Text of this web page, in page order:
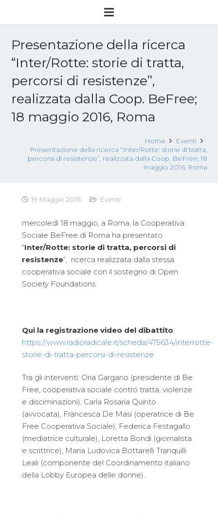
Presentazione della ricerca
“Inter/Rotte: storie di tratta,
percorsi di resistenze”,
realizzata dalla Coop. BeFree;
18 maggio 2016, Roma
Home
Eventi
Presentazione della ricerca “Inter/Rotte: storie di tratta,
percorsi di resistenze”, realizzata dalla Coop. BeFree; 18
maggio 2016, Roma
19 Maggio 2016 Eventi
mercoledì 18 maggio, a Roma, la Cooperativa
Sociale BeFree di Roma ha presentato
“Inter/Rotte: storie di tratta, percorsi di
resistenze“, ricerca realizzata dalla stessa
cooperativa sociale con il sostegno di Open
Society Foundations.
Qui la registrazione video del dibattito:
https://www.radioradicale.it/scheda/475634/interrotte-
storie-di-tratta-percorsi-di-resistenze
Tra gli interventi: Oria Gargano (presidente di Be
Free, cooperativa sociale contro tratta, violenze
e disciminazioni), Carla Rosaria Quinto
(avvocata), Francesca De Masi (operatrice di Be
Free Cooperativa Sociale), Federica Festagallo
(mediatrice culturale), Loretta Bondi (giornalista
e scrittrice), Maria Ludovica Bottarelli Tranquilli
Leali (componente del Coordinamento italiano
della Lobby Europea delle donne).